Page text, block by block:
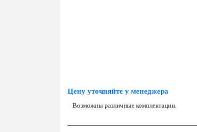
Цену уточняйте у менеджера
Возможны различные комплектации.